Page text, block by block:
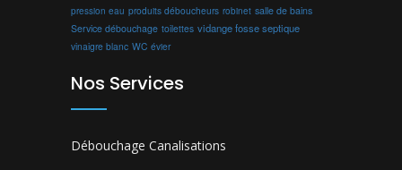
pression eau produits déboucheurs robinet salle de bains
Service débouchage toilettes vidange fosse septique
vinaigre blanc WC évier
Nos Services
Débouchage Canalisations